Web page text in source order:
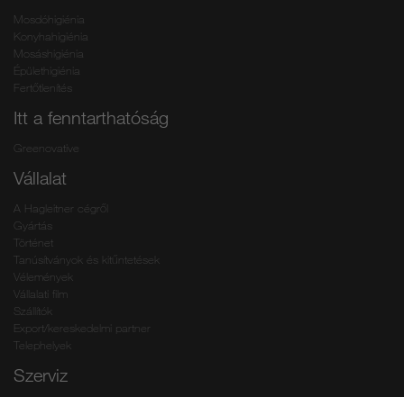
Mosdóhigiénia
Konyhahigiénia
Mosáshigiénia
Épülethigiénia
Fertőtlenítés
Itt a fenntarthatóság
Greenovative
Vállalat
A Hagleitner cégről
Gyártás
Történet
Tanúsítványok és kitűntetések
Vélemények
Vállalati film
Szállítók
Export/kereskedelmi partner
Telephelyek
Szerviz